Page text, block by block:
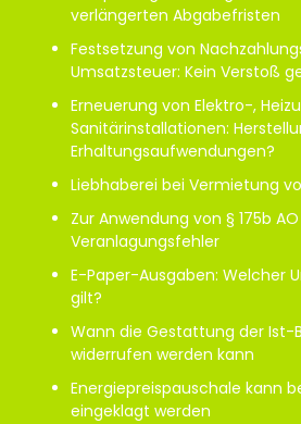
verlängerten Abgabefristen
Festsetzung von
Umsatzsteuer: Kein Verstoß
Erneuerung von Elektro-,
Sanitärinstallationen:
Erhaltungsaufwendungen?
Liebhaberei bei Vermietung
Zur Anwendung von § 175b
Veranlagungsfehler
E-Paper-Ausgaben: Welcher
gilt?
Wann die Gestattung der Ist-
widerrufen werden kann
Energiepreispauschale kann
eingeklagt werden